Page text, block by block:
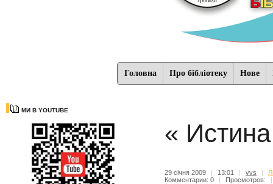
Головна Про бібліотеку Нове
МИ В YOUTUBE
«
29 січня 2009 | 13:01 | vvs |
Комментарии: 0
| Просмотров: |